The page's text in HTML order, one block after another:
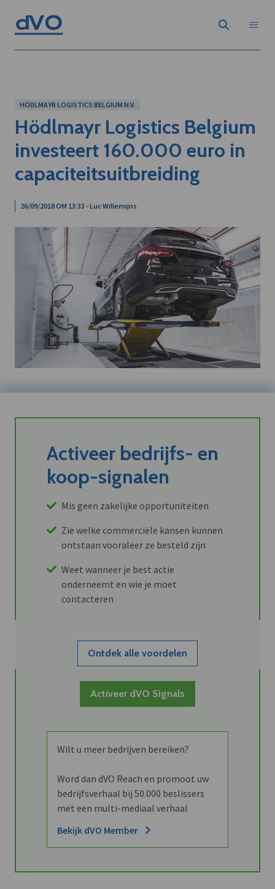
HÖDLMAYR LOGISTICS BELGIUM N.V.
Hödlmayr Logistics Belgium
investeert 160.000 euro in
capaciteitsuitbreiding
26/09/2018 OM 13:33 - Luc Willemijns
Activeer bedrijfs- en
koop-signalen
Mis geen zakelijke opportuniteiten
Zie welke commerciële kansen kunnen
ontstaan vooraleer ze besteld zijn
Weet wanneer je best actie
onderneemt en wie je moet
contacteren
Ontdek alle voordelen
Activeer dVO Signals
Wilt u meer bedrijven bereiken?
Word dan dVO Reach en promoot uw
bedrijfsverhaal bij 50.000 beslissers
met een multi-mediaal verhaal
Bekijk dVO Member